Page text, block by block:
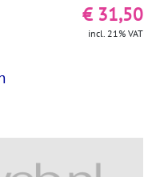
€ 31,50
incl. 21% VAT